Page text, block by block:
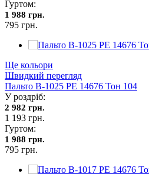
Гуртом:
1 988 грн.
795 грн.
Ще кольори
Швидкий перегляд
Пальто В-1025 PE 14676 Тон 104
У роздріб:
2 982 грн.
1 193 грн.
Гуртом:
1 988 грн.
795 грн.